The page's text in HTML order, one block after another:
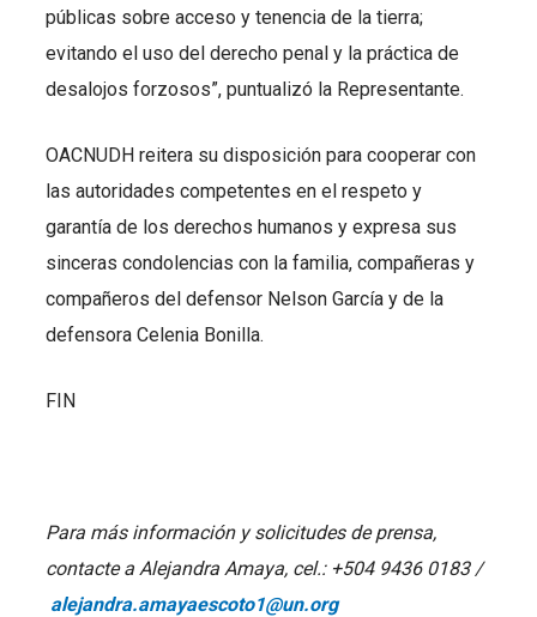
públicas sobre acceso y tenencia de la tierra;
evitando el uso del derecho penal y la práctica de
desalojos forzosos”, puntualizó la Representante.
OACNUDH reitera su disposición para cooperar con
las autoridades competentes en el respeto y
garantía de los derechos humanos y expresa sus
sinceras condolencias con la familia, compañeras y
compañeros del defensor Nelson García y de la
defensora Celenia Bonilla.
FIN
Para más información y solicitudes de prensa,
contacte a Alejandra Amaya, cel.: +504 9436 0183 /
alejandra.amayaescoto1@un.org